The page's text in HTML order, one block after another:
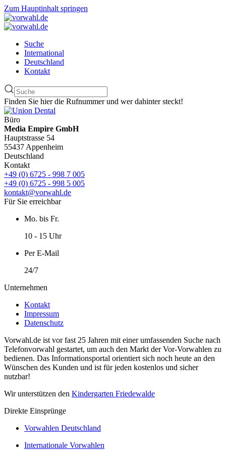
Zum Hauptinhalt springen
Suche
International
Deutschland
Kontakt
Finden Sie hier die Rufnummer und wer dahinter steckt!
Büro
Media Empire GmbH
Hauptstrasse 54
55437 Appenheim
Deutschland
Kontakt
+49 (0) 6725 - 998 7 005
+49 (0) 6725 - 998 5 005
kontakt@vorwahl.de
Für Sie erreichbar
Mo. bis Fr.
10 - 15 Uhr
Per E-Mail
24/7
Unternehmen
Kontakt
Impressum
Datenschutz
Vorwahl.de ist vor fast 25 Jahren mit einer umfassenden Suche nach
Telefonvorwahl gestartet, um auch den Markt der Vor-Vorwahlen zu
bedienen. Das Informationsportal orientiert sich noch heute an den
Wünschen des Kunden und ist für jeden kostenlos und sicher
nutzbar!
Wir unterstützen den Kindergarten Friedewalde
Direkte Einsprünge
Vorwahlen Deutschland
Internationale Vorwahlen